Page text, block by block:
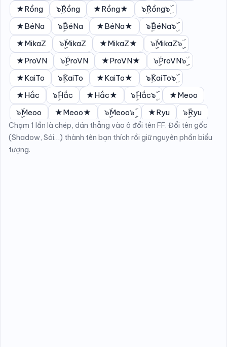
★Rồng
๖ۣۜRồng ★Rồng★
๖ۣۜRồng๖ۣۜ
★BéNa
๖ۣۜBéNa ★BéNa★
๖ۣۜBéNa๖ۣۜ
★MikaZ
๖ۣۜMikaZ ★MikaZ★
๖ۣۜMikaZ๖ۣۜ
★ProVN
๖ۣۜProVN ★ProVN★
๖ۣۜProVN๖ۣۜ
★KaiTo
๖ۣۜKaiTo ★KaiTo★
๖ۣۜKaiTo๖ۣۜ
★Hắc
๖ۣۜHắc ★Hắc★ ๖ۣۜHắc๖ۣۜ
★Meoo
๖ۣۜMeoo
★Meoo★ ๖ۣۜMeoo๖ۣۜ ★Ryu
๖ۣۜRyu
★Ryu★
๖ۣۜRyu๖ۣۜ ★Zeus ๖ۣۜZeus
★Zeus★
๖ۣۜZeus๖ۣۜ
Chạm 1 lần là chép, dán thẳng vào ô đổi tên FF. Đổi tên gốc
(Shadow, Sói…) thành tên bạn thích rồi giữ nguyên phần biểu
tượng.